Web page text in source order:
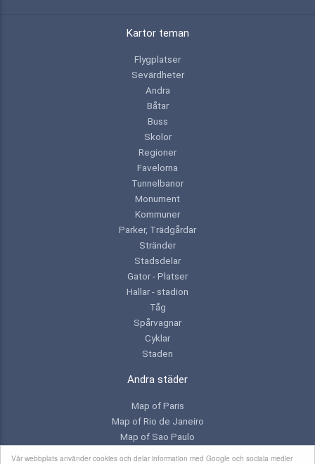
Vår webbplats använder cookies och delar information med Google och sociala medier
Kartor teman
Flygplatser
Sevärdheter
Andra
Båtar
Buss
Skolor
Regioner
Favelorna
Tunnelbanor
Monument
Kommuner
Parker, Trädgårdar
Stränder
Stadsdelar
Gator - Platser
Hallar - stadion
Tåg
Spårvagnar
Cyklar
Staden
Andra städer
Map of Paris
Map of Rio de Janeiro
Map of Sao Paulo